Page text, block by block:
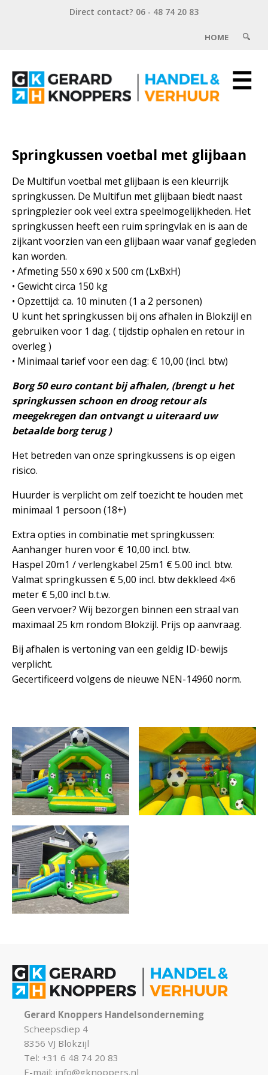
Direct contact? 06 - 48 74 20 83
HOME
☰
Springkussen voetbal met glijbaan
De Multifun voetbal met glijbaan is een kleurrijk
springkussen. De Multifun met glijbaan biedt naast
springplezier ook veel extra speelmogelijkheden. Het
springkussen heeft een ruim springvlak en is aan de
zijkant voorzien van een glijbaan waar vanaf gegleden
kan worden.
• Afmeting 550 x 690 x 500 cm (LxBxH)
• Gewicht circa 150 kg
• Opzettijd: ca. 10 minuten (1 a 2 personen)
U kunt het springkussen bij ons afhalen in Blokzijl en
gebruiken voor 1 dag. ( tijdstip ophalen en retour in
overleg )
• Minimaal tarief voor een dag: € 10,00 (incl. btw)
Borg 50 euro contant bij afhalen, (brengt u het
springkussen schoon en droog retour als
meegekregen dan ontvangt u uiteraard uw
betaalde borg terug )
Het betreden van onze springkussens is op eigen
risico.
Huurder is verplicht om zelf toezicht te houden met
minimaal 1 persoon (18+)
Extra opties in combinatie met springkussen:
Aanhanger huren voor € 10,00 incl. btw.
Haspel 20m1 / verlengkabel 25m1 € 5.00 incl. btw.
Valmat springkussen € 5,00 incl. btw dekkleed 4×6
meter € 5,00 incl b.t.w.
Geen vervoer? Wij bezorgen binnen een straal van
maximaal 25 km rondom Blokzijl. Prijs op aanvraag.
Bij afhalen is vertoning van een geldig ID-bewijs
verplicht.
Gecertificeerd volgens de nieuwe NEN-14960 norm.
Gerard Knoppers Handelsonderneming
Scheepsdiep 4
8356 VJ Blokzijl
Tel: +31 6 48 74 20 83
E-mail: info@gknoppers.nl